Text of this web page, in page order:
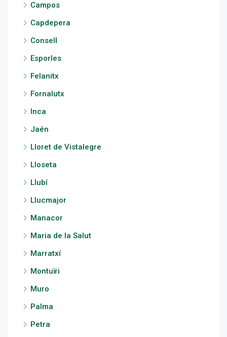
Campos
Capdepera
Consell
Esporles
Felanitx
Fornalutx
Inca
Jaén
Lloret de Vistalegre
Lloseta
Llubí
Llucmajor
Manacor
Maria de la Salut
Marratxí
Montuïri
Muro
Palma
Petra